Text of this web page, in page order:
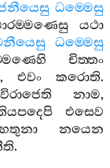
ධම‍්මෙසු
යථා
ධම‍්මෙසු
චිත‍්තං
, එවං කරොති.
විරාජෙති නාම,
එසෙව
නයෙන
.